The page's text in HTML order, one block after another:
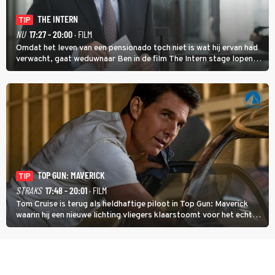
TIP
THE INTERN
NU 17:27 - 20:00· FILM
Omdat het leven van een pensionado toch niet is wat hij ervan had
verwacht, gaat weduwnaar Ben in de film The Intern stage lopen
bij de hippe webwinkel van Jules, wat een gouden zet blijkt te zijn.
TIP
TOP GUN: MAVERICK
STRAKS 17:48 - 20:01· FILM
Tom Cruise is terug als heldhaftige piloot in Top Gun: Maverick
waarin hij een nieuwe lichting vliegers klaarstoomt voor het echte
werk.